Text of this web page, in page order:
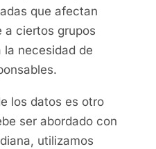
que afectan
a ciertos grupos
la necesidad de
los datos es otro
ser abordado con
utilizamos